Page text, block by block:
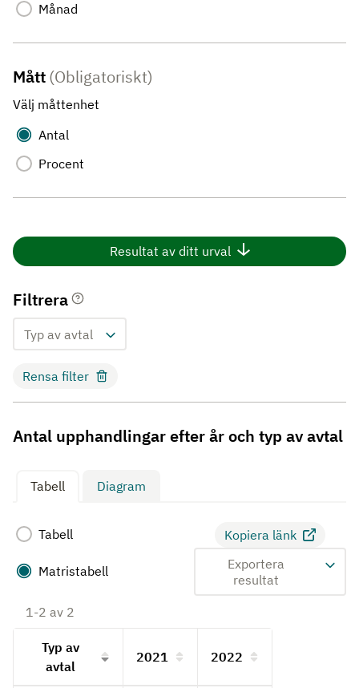
Månad
Mått(Obligatoriskt)
Välj måttenhet
Antal
Procent
Resultat av ditt urval
Filtrera
Typ av avtal
Visa resultat
Rensa filter
Antal upphandlingar efter år och typ av avtal
Tabell Diagram
Tabell
Matristabell
Kopiera länk
Exportera
resultat
1-2 av 2
Typ av
avtal
Sortera på: Typ av avtal
2021
Sortera på: 2021
2022
Sortera på: 2022